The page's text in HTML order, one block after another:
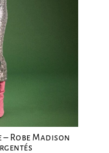
– Robe Madison